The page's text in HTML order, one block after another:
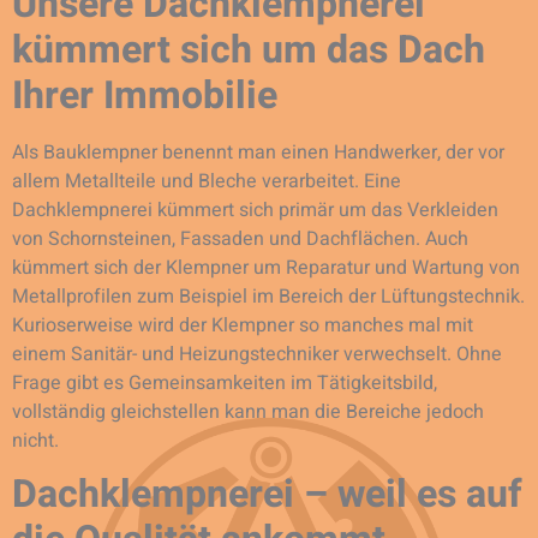
kümmert sich um das Dach
Ihrer Immobilie
Als Bauklempner benennt man einen Handwerker, der vor
allem Metallteile und Bleche verarbeitet. Eine
Dachklempnerei kümmert sich primär um das Verkleiden
von Schornsteinen, Fassaden und Dachflächen. Auch
kümmert sich der Klempner um Reparatur und Wartung von
Metallprofilen zum Beispiel im Bereich der Lüftungstechnik.
Kurioserweise wird der Klempner so manches mal mit
einem Sanitär- und Heizungstechniker verwechselt. Ohne
Frage gibt es Gemeinsamkeiten im Tätigkeitsbild,
vollständig gleichstellen kann man die Bereiche jedoch
nicht.
Dachklempnerei – weil es auf